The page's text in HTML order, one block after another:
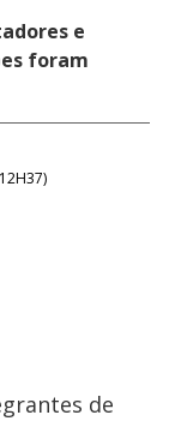
e
foram
)
de